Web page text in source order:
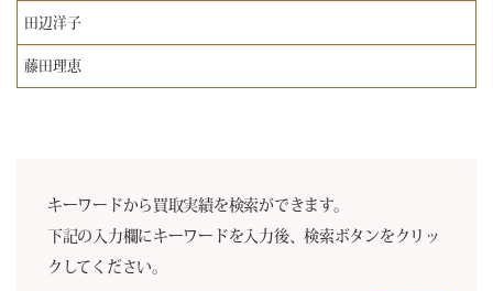
田辺洋子
藤田理恵
キーワードから買取実績を検索ができます。
下記の入力欄にキーワードを入力後、検索ボタンをクリッ
クしてください。